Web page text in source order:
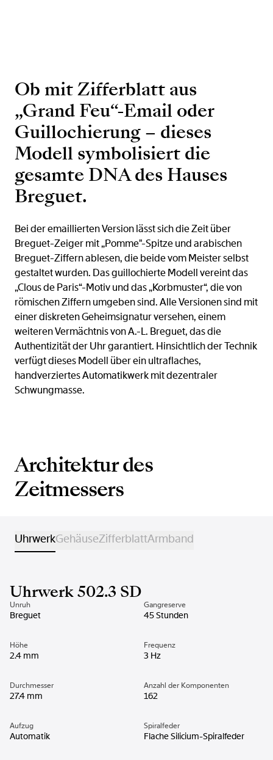
Ob mit Zifferblatt aus
„Grand Feu“-Email oder
Guillochierung – dieses
Modell symbolisiert die
gesamte DNA des Hauses
Breguet.
Bei der emaillierten Version lässt sich die Zeit über
Breguet-Zeiger mit „Pomme"-Spitze und arabischen
Breguet-Ziffern ablesen, die beide vom Meister selbst
gestaltet wurden. Das guillochierte Modell vereint das
„Clous de Paris“-Motiv und das „Korbmuster“, die von
römischen Ziffern umgeben sind. Alle Versionen sind mit
einer diskreten Geheimsignatur versehen, einem
weiteren Vermächtnis von A.-L. Breguet, das die
Authentizität der Uhr garantiert. Hinsichtlich der Technik
verfügt dieses Modell über ein ultraflaches,
handverziertes Automatikwerk mit dezentraler
Schwungmasse.
Architektur des
Zeitmessers
UhrwerkGehäuseZifferblattArmband
Uhrwerk 502.3 SD
Unruh
Breguet
Gangreserve
45 Stunden
Höhe
2.4 mm
Frequenz
3 Hz
Durchmesser
27.4 mm
Anzahl der Komponenten
162
Aufzug
Automatik
Spiralfeder
Flache Silicium-Spiralfeder